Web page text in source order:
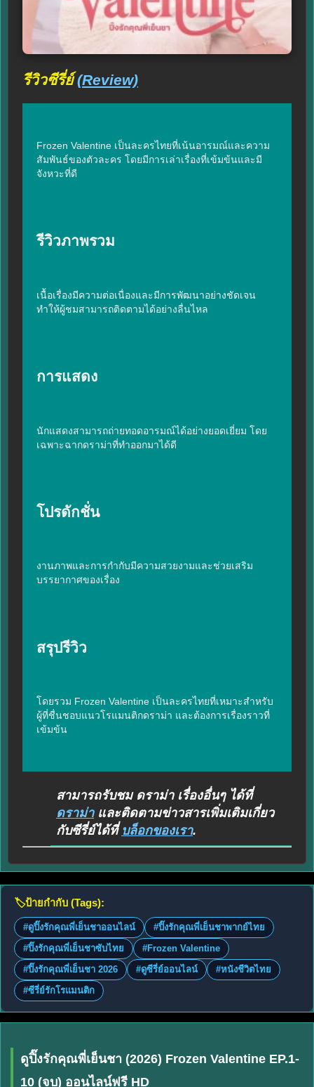
รีวิวซีรี่ย์(Review)
Frozen Valentine เป็นละครไทยที่เน้นอารมณ์และความ
สัมพันธ์ของตัวละคร โดยมีการเล่าเรื่องที่เข้มข้นและมี
จังหวะที่ดี
รีวิวภาพรวม
เนื้อเรื่องมีความต่อเนื่องและมีการพัฒนาอย่างชัดเจน
ทำให้ผู้ชมสามารถติดตามได้อย่างลื่นไหล
การแสดง
นักแสดงสามารถถ่ายทอดอารมณ์ได้อย่างยอดเยี่ยม โดย
เฉพาะฉากดราม่าที่ทำออกมาได้ดี
โปรดักชั่น
งานภาพและการกำกับมีความสวยงามและช่วยเสริม
บรรยากาศของเรื่อง
สรุปรีวิว
โดยรวม Frozen Valentine เป็นละครไทยที่เหมาะสำหรับ
ผู้ที่ชื่นชอบแนวโรแมนติกดราม่า และต้องการเรื่องราวที่
เข้มข้น
สามารถรับชม ดราม่า เรื่องอื่นๆ ได้ที่
ดราม่าและติดตามข่าวสารเพิ่มเติมเกี่ยว
กับซีรี่ย์ได้ที่ บล็อกของเรา.
🏷️ป้ายกำกับ (Tags):
#ดูปิ๊งรักคุณพี่เย็นชาออนไลน์
#ปิ๊งรักคุณพี่เย็นชาพากย์ไทย
#ปิ๊งรักคุณพี่เย็นชาซับไทย
#Frozen Valentine
#ปิ๊งรักคุณพี่เย็นชา 2026
#ดูซีรี่ย์ออนไลน์
#หนังชีวิตไทย
#ซีรี่ย์รักโรแมนติก
ดูปิ๊งรักคุณพี่เย็นชา (2026) Frozen Valentine EP.1-
10 (จบ) ออนไลน์ฟรี HD